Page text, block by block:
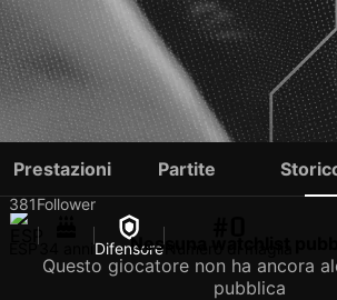
SERGI
381Follower
Difensore
Prestazioni Partite
Nessuna watchlist
Questo giocatore non ha ancora
pubblica